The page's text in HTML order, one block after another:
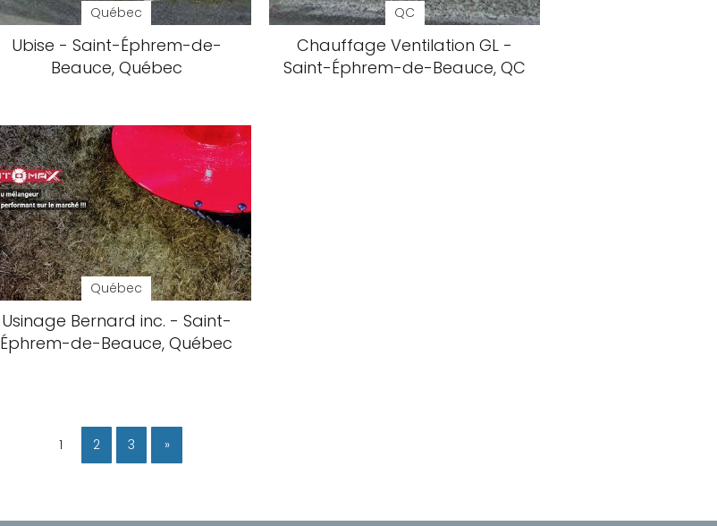
Québec
Ubise - Saint-Éphrem-de-
Beauce, Québec
QC
Chauffage Ventilation GL -
Saint-Éphrem-de-Beauce, QC
Québec
Usinage Bernard inc. - Saint-
Éphrem-de-Beauce, Québec
1 2 3 »